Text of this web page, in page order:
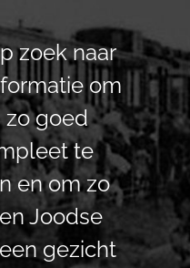
zoek naar
om
zo goed
te
en om zo
Joodse
gezicht